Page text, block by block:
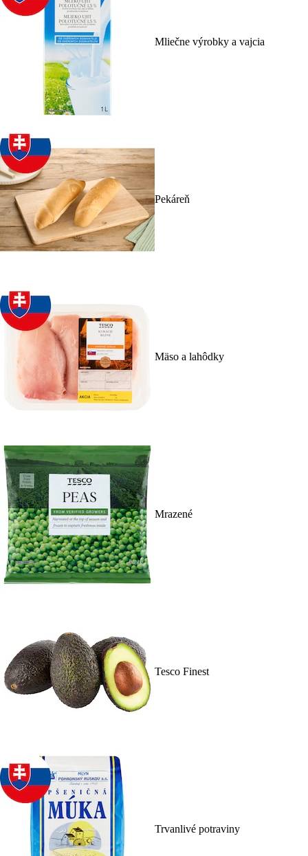
Mliečne výrobky a vajcia
Pekáreň
Mäso a lahôdky
Mrazené
Tesco Finest
Trvanlivé potraviny